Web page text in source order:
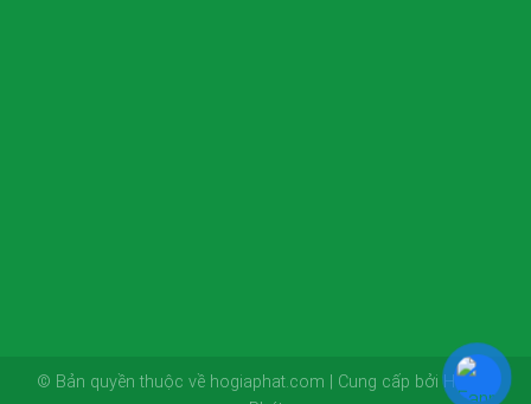
© Bản quyền thuộc về hogiaphat.com | Cung cấp bởi Hồ Gia